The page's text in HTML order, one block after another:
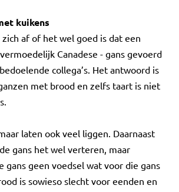
kuikens
zich af of het wel goed is dat een
Canadese - gans gevoerd
collega’s. Het antwoord is
met brood en zelfs taart is niet
laten ook veel liggen. Daarnaast
gans het wel verteren, maar
gans geen voedsel wat voor die gans
is sowieso slecht voor eenden en